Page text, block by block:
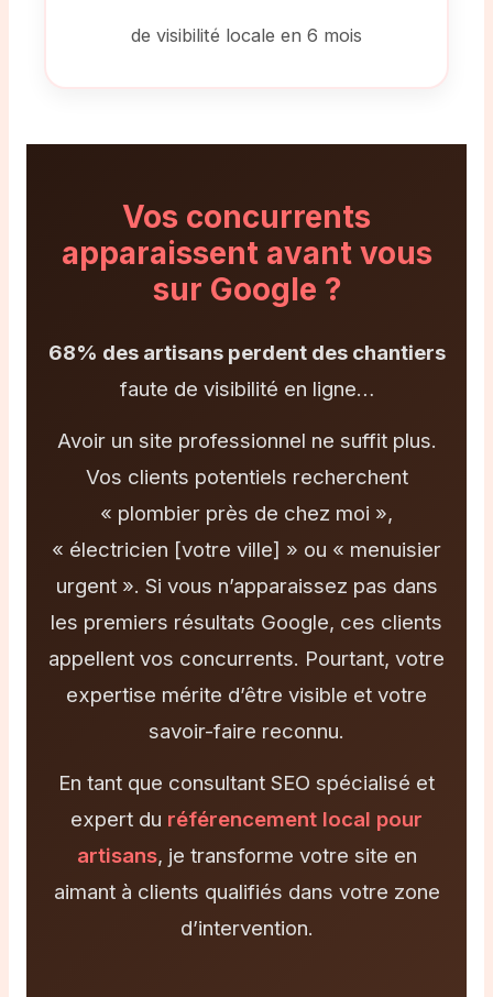
de visibilité locale en 6 mois
Vos concurrents
apparaissentavant vous
sur Google ?
68% des artisans perdent des chantiers
faute de visibilité en ligne…
Avoir un site professionnel ne suffit plus.
Vos clients potentiels recherchent
« plombier près de chez moi »,
« électricien [votre ville] » ou « menuisier
urgent ». Si vous n’apparaissez pas dans
les premiers résultats Google, ces clients
appellent vos concurrents. Pourtant, votre
expertise mérite d’être visible et votre
savoir-faire reconnu.
En tant que consultant SEO spécialisé et
expert du référencement local pour
artisans, je transforme votre site en
aimant à clients qualifiés dans votre zone
d’intervention.